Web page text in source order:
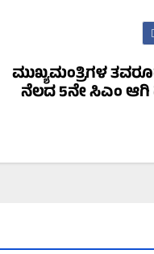
ಮುಖ್ಯಮಂತ್ರಿಗಳ
ನೆಲದ 5ನೇ ಸಿಎಂ